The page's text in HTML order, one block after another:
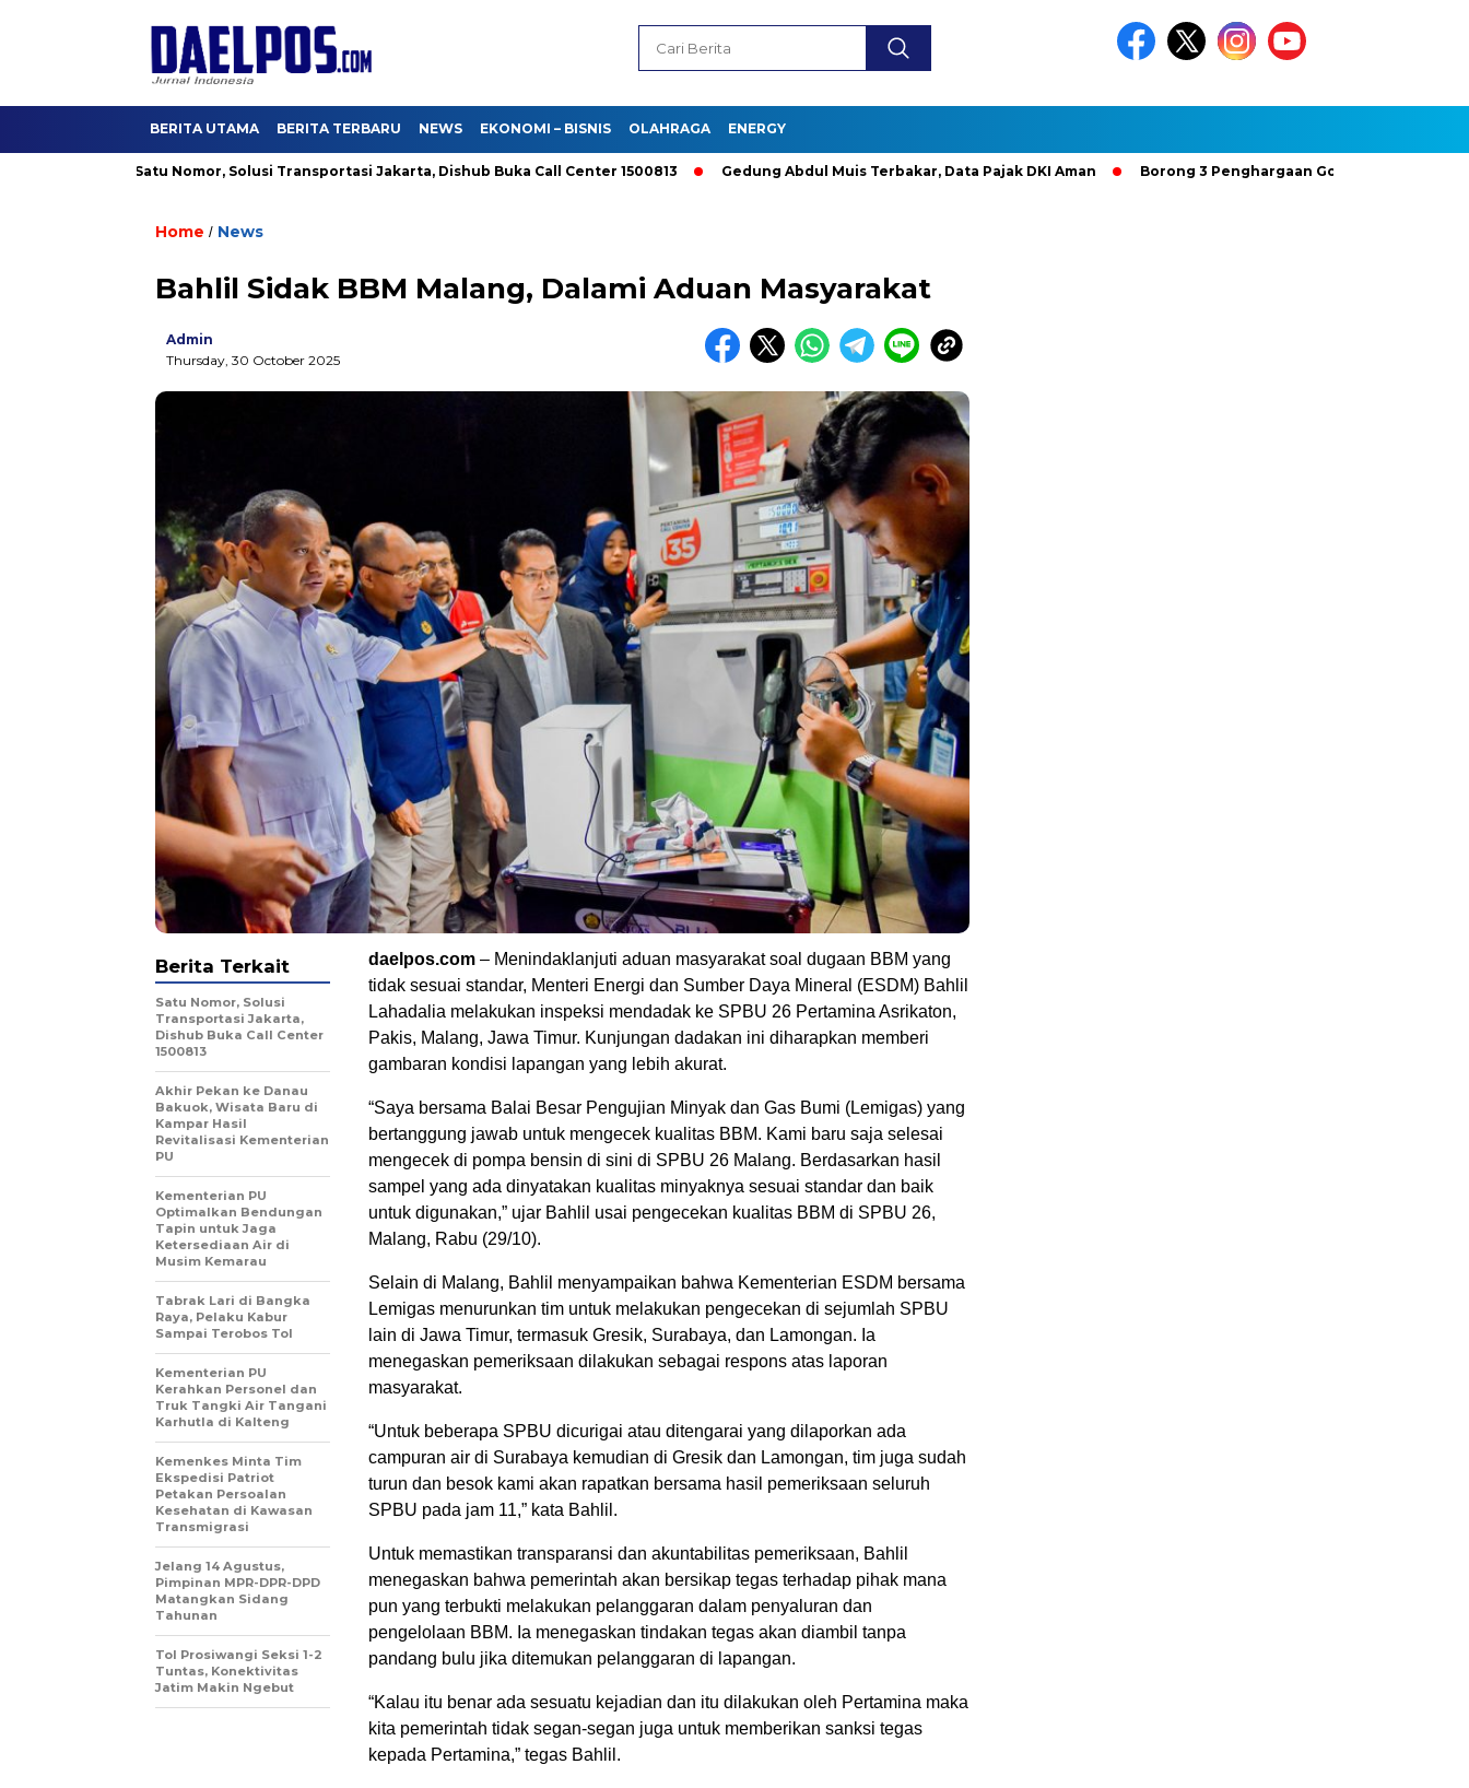
BERITA UTAMA BERITA TERBARU NEWS EKONOMI – BISNIS OLAHRAGA ENERGY
Satu Nomor, Solusi Transportasi Jakarta, Dishub Buka Call Center 1500813 Gedung Abdul Muis Terbakar, Data Pajak DKI Aman Borong 3 Penghargaan Gold Bintang 4, Hutama
Home / News
Bahlil Sidak BBM Malang, Dalami Aduan Masyarakat
Admin
Thursday, 30 October 2025
daelpos.com – Menindaklanjuti aduan masyarakat soal dugaan BBM yang
tidak sesuai standar, Menteri Energi dan Sumber Daya Mineral (ESDM) Bahlil
Lahadalia melakukan inspeksi mendadak ke SPBU 26 Pertamina Asrikaton,
Pakis, Malang, Jawa Timur. Kunjungan dadakan ini diharapkan memberi
gambaran kondisi lapangan yang lebih akurat.
“Saya bersama Balai Besar Pengujian Minyak dan Gas Bumi (Lemigas) yang
bertanggung jawab untuk mengecek kualitas BBM. Kami baru saja selesai
mengecek di pompa bensin di sini di SPBU 26 Malang. Berdasarkan hasil
sampel yang ada dinyatakan kualitas minyaknya sesuai standar dan baik
untuk digunakan,” ujar Bahlil usai pengecekan kualitas BBM di SPBU 26,
Malang, Rabu (29/10).
Selain di Malang, Bahlil menyampaikan bahwa Kementerian ESDM bersama
Lemigas menurunkan tim untuk melakukan pengecekan di sejumlah SPBU
lain di Jawa Timur, termasuk Gresik, Surabaya, dan Lamongan. Ia
menegaskan pemeriksaan dilakukan sebagai respons atas laporan
masyarakat.
“Untuk beberapa SPBU dicurigai atau ditengarai yang dilaporkan ada
campuran air di Surabaya kemudian di Gresik dan Lamongan, tim juga sudah
turun dan besok kami akan rapatkan bersama hasil pemeriksaan seluruh
SPBU pada jam 11,” kata Bahlil.
Untuk memastikan transparansi dan akuntabilitas pemeriksaan, Bahlil
menegaskan bahwa pemerintah akan bersikap tegas terhadap pihak mana
pun yang terbukti melakukan pelanggaran dalam penyaluran dan
pengelolaan BBM. Ia menegaskan tindakan tegas akan diambil tanpa
pandang bulu jika ditemukan pelanggaran di lapangan.
“Kalau itu benar ada sesuatu kejadian dan itu dilakukan oleh Pertamina maka
kita pemerintah tidak segan-segan juga untuk memberikan sanksi tegas
kepada Pertamina,” tegas Bahlil.
Berita Terkait
Satu Nomor, Solusi
Transportasi Jakarta,
Dishub Buka Call Center
1500813
Akhir Pekan ke Danau
Bakuok, Wisata Baru di
Kampar Hasil
Revitalisasi Kementerian
PU
Kementerian PU
Optimalkan Bendungan
Tapin untuk Jaga
Ketersediaan Air di
Musim Kemarau
Tabrak Lari di Bangka
Raya, Pelaku Kabur
Sampai Terobos Tol
Kementerian PU
Kerahkan Personel dan
Truk Tangki Air Tangani
Karhutla di Kalteng
Kemenkes Minta Tim
Ekspedisi Patriot
Petakan Persoalan
Kesehatan di Kawasan
Transmigrasi
Jelang 14 Agustus,
Pimpinan MPR-DPR-DPD
Matangkan Sidang
Tahunan
Tol Prosiwangi Seksi 1-2
Tuntas, Konektivitas
Jatim Makin Ngebut